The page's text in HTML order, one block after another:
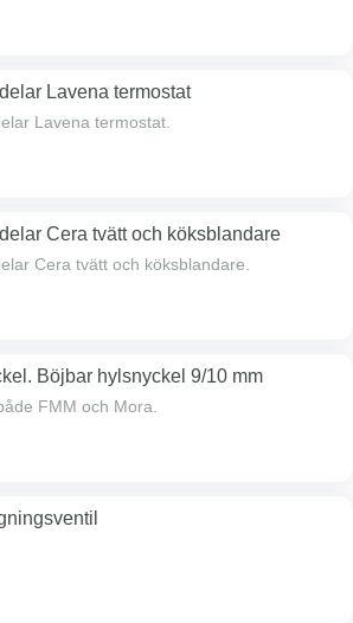
Lavena termostat
Lavena termostat.
Cera tvätt och köksblandare
Cera tvätt och köksblandare.
Böjbar hylsnyckel 9/10 mm
FMM och Mora.